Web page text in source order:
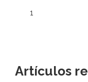
1
Artículos